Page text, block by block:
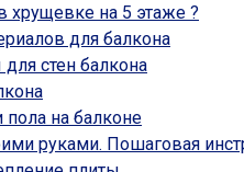
хрущевке на 5 этаже ?
для балкона
стен балкона
на балконе
руками. Пошаговая